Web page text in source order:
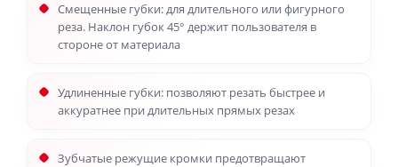
Смещенные губки: для длительного или фигурного
реза. Наклон губок 45° держит пользователя в
стороне от материала
Удлиненные губки: позволяют резать быстрее и
аккуратнее при длительных прямых резах
Зубчатые режущие кромки предотвращают